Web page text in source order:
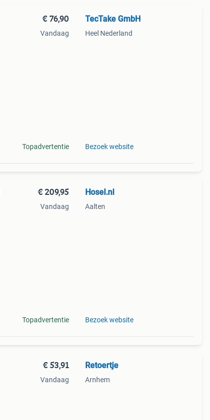
€ 76,90
Vandaag
Topadvertentie
TecTake GmbH
Heel Nederland
Bezoek website
€ 209,95
Vandaag
Topadvertentie
Hosel.nl
Aalten
Bezoek website
€ 53,91
Vandaag
Retoertje
Arnhem